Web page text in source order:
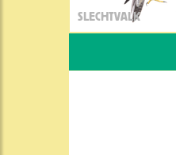
SLECHTVALK